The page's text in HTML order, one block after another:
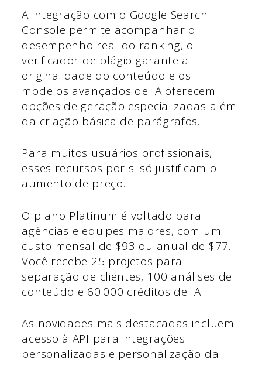
A integração com o Google Search
Console permite acompanhar o
desempenho real do ranking, o
verificador de plágio garante a
originalidade do conteúdo e os
modelos avançados de IA oferecem
opções de geração especializadas além
da criação básica de parágrafos.
Para muitos usuários profissionais,
esses recursos por si só justificam o
aumento de preço.
O plano Platinum é voltado para
agências e equipes maiores, com um
custo mensal de $93 ou anual de $77.
Você recebe 25 projetos para
separação de clientes, 100 análises de
conteúdo e 60.000 créditos de IA.
As novidades mais destacadas incluem
acesso à API para integrações
personalizadas e personalização da